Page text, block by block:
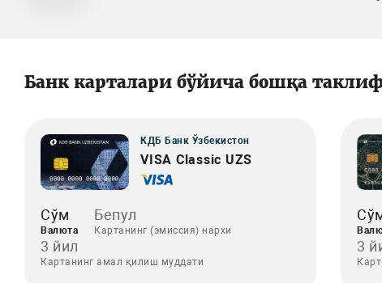
Банк карталари бўйича бошқа
КДБ Банк Ўзбекистон
VISA Classic UZS
Сўм
Валюта
Бепул
Картанинг (эмиссия) нархи
3 йил
Картанинг амал қилиш муддати
3